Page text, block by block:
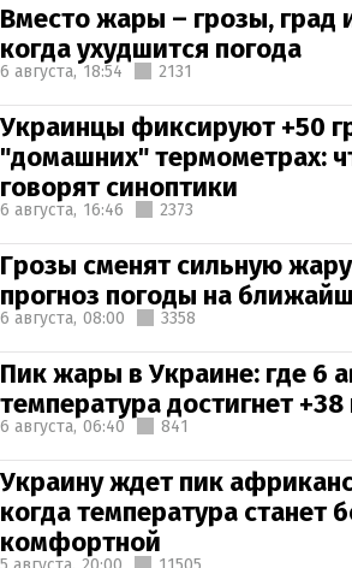
Вместо жары – грозы, град
когда ухудшится погода
6 августа, 18:54 2131
Украинцы фиксируют +50
"домашних" термометрах:
говорят синоптики
6 августа, 16:46 2373
Грозы сменят сильную
прогноз погоды на
6 августа, 08:00 3358
Пик жары в Украине: где 6
температура достигнет +38
6 августа, 06:40 841
Украину ждет пик
когда температура станет
комфортной